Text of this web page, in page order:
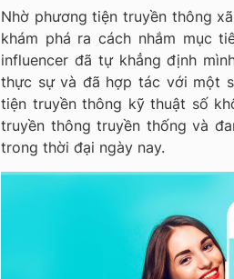
Nhờ phương tiện truyền thông
khám phá ra cách nhắm mục
influencer đã tự khẳng định
thực sự và đã hợp tác với một
tiện truyền thông kỹ thuật số
truyền thông truyền thống và
trong thời đại ngày nay.